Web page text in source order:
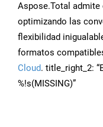
Aspose.Total
optimizando las
flexibilidad
formatos
Cloud. title_right_2:
%!s(MISSING)”